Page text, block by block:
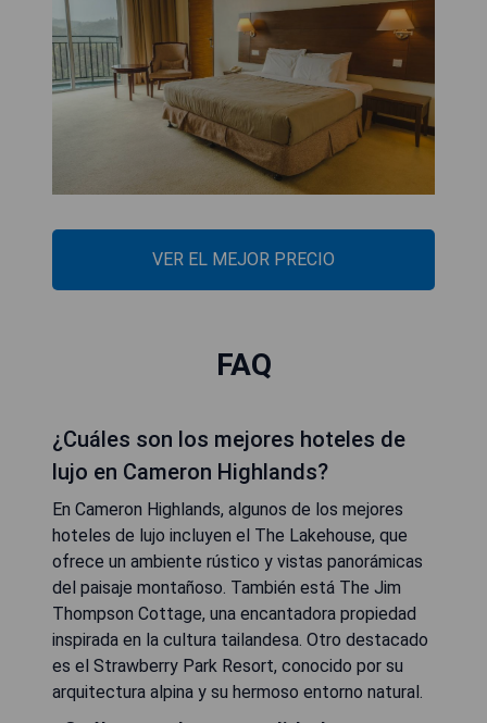
VER EL MEJOR PRECIO
FAQ
¿Cuáles son los mejores hoteles de
lujo en Cameron Highlands?
En Cameron Highlands, algunos de los mejores
hoteles de lujo incluyen el The Lakehouse, que
ofrece un ambiente rústico y vistas panorámicas
del paisaje montañoso. También está The Jim
Thompson Cottage, una encantadora propiedad
inspirada en la cultura tailandesa. Otro destacado
es el Strawberry Park Resort, conocido por su
arquitectura alpina y su hermoso entorno natural.